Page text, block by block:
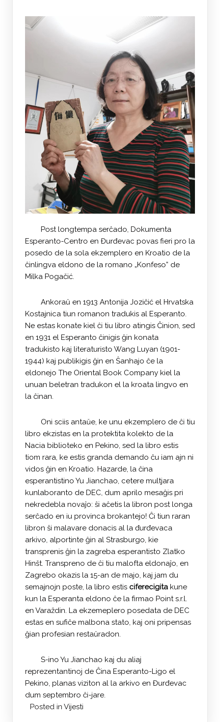
Post longtempa serĉado, Dokumenta
Esperanto-Centro en Đurđevac povas fieri pro la
posedo de la sola ekzemplero en Kroatio de la
ĉinlingva eldono de la romano „Konfeso” de
Milka Pogačić.
Ankoraŭ en 1913 Antonija Jozičić el Hrvatska
Kostajnica tiun romanon tradukis al Esperanto.
Ne estas konate kiel ĉi tiu libro atingis Ĉinion, sed
en 1931 el Esperanto ĉinigis ĝin konata
tradukisto kaj literaturisto Wang Luyan (1901-
1944) kaj publikigis ĝin en Ŝanhajo ĉe la
eldonejo The Oriental Book Company kiel la
unuan beletran tradukon el la kroata lingvo en
la ĉinan.
Oni sciis antaŭe, ke unu ekzemplero de ĉi tiu
libro ekzistas en la protektita kolekto de la
Nacia biblioteko en Pekino, sed la libro estis
tiom rara, ke estis granda demando ĉu iam ajn ni
vidos ĝin en Kroatio. Hazarde, la ĉina
esperantistino Yu Jianchao, cetere multjara
kunlaboranto de DEC, dum aprilo mesaĝis pri
nekredebla novaĵo: ŝi aĉetis la libron post longa
serĉado en iu provinca brokantejo! Ĉi tiun raran
libron ŝi malavare donacis al la đurđevaca
arkivo, alportinte ĝin al Strasburgo, kie
transprenis ĝin la zagreba esperantisto Zlatko
Hinšt. Transpreno de ĉi tiu malofta eldonaĵo, en
Zagrebo okazis la 15-an de majo, kaj jam du
semajnojn poste, la libro estis ciferecigita kune
kun la Esperanta eldono ĉe la firmao Point s.r.l.
en Varaždin. La ekzemeplero posedata de DEC
estas en sufiĉe malbona stato, kaj oni pripensas
ĝian profesian restaŭradon.
S-ino Yu Jianchao kaj du aliaj
reprezentantinoj de Ĉina Esperanto-Ligo el
Pekino, planas viziton al la arkivo en Đurđevac
dum septembro ĉi-jare.
Posted in Vijesti